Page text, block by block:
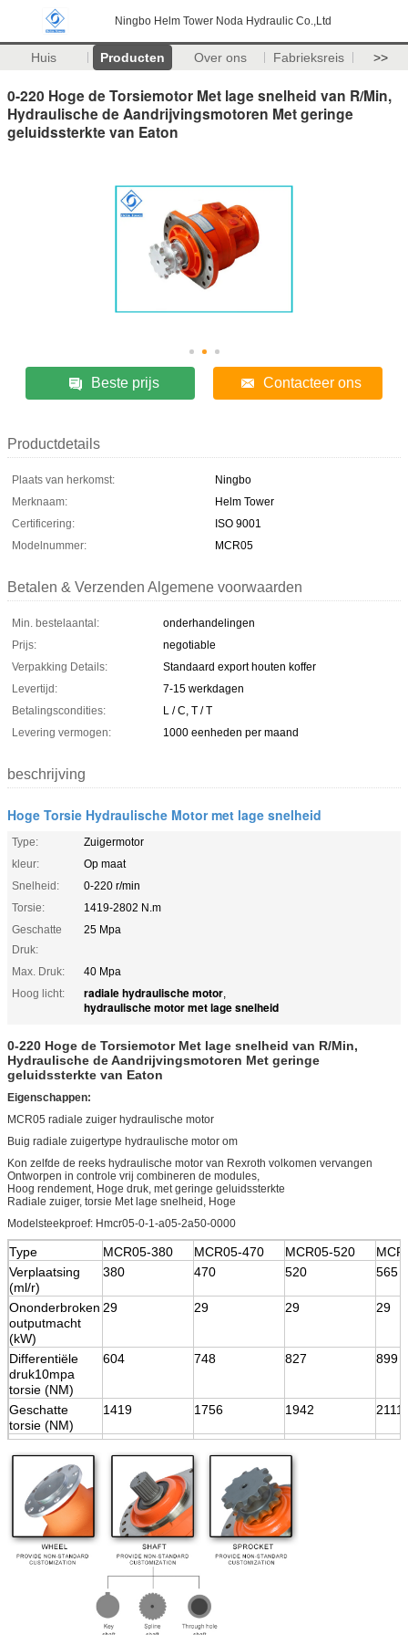
Ningbo Helm Tower Noda Hydraulic Co.,Ltd
Huis Producten Over ons Fabrieksreis >>
0-220 Hoge de Torsiemotor Met lage snelheid van R/Min,
Hydraulische de Aandrijvingsmotoren Met geringe
geluidssterkte van Eaton
Beste prijs Contacteer ons
Productdetails
Plaats van herkomst:
Ningbo
Merknaam:
Helm Tower
Certificering:
ISO 9001
Modelnummer:
MCR05
Betalen & Verzenden Algemene voorwaarden
Min. bestelaantal:
onderhandelingen
Prijs:
negotiable
Verpakking Details:
Standaard export houten koffer
Levertijd:
7-15 werkdagen
Betalingscondities:
L / C, T / T
Levering vermogen:
1000 eenheden per maand
beschrijving
Hoge Torsie Hydraulische Motor met lage snelheid
Type:
Zuigermotor
kleur:
Op maat
Snelheid:
0-220 r/min
Torsie:
1419-2802 N.m
Geschatte
Druk:
25 Mpa
Max. Druk:
40 Mpa
Hoog licht:
radiale hydraulische motor,
hydraulische motor met lage snelheid
0-220 Hoge de Torsiemotor Met lage snelheid van R/Min,
Hydraulische de Aandrijvingsmotoren Met geringe
geluidssterkte van Eaton
Eigenschappen:
MCR05 radiale zuiger hydraulische motor
Buig radiale zuigertype hydraulische motor om
Kon zelfde de reeks hydraulische motor van Rexroth volkomen vervangen
Ontworpen in controle vrij combineren de modules,
Hoog rendement, Hoge druk, met geringe geluidssterkte
Radiale zuiger, torsie Met lage snelheid, Hoge
Modelsteekproef: Hmcr05-0-1-a05-2a50-0000
Type MCR05-380 MCR05-470 MCR05-520
Verplaatsing
(ml/r)
380 470 520 565
Ononderbroken
outputmacht
(kW)
29 29 29 29
Differentiële
druk10mpa
torsie (NM)
604 748 827 899
Geschatte
torsie (NM)
1419 1756 1942 2111
(Mpa)
Max. druk
(Mpa)
40
Max. snelheid
(t/min)
220 220